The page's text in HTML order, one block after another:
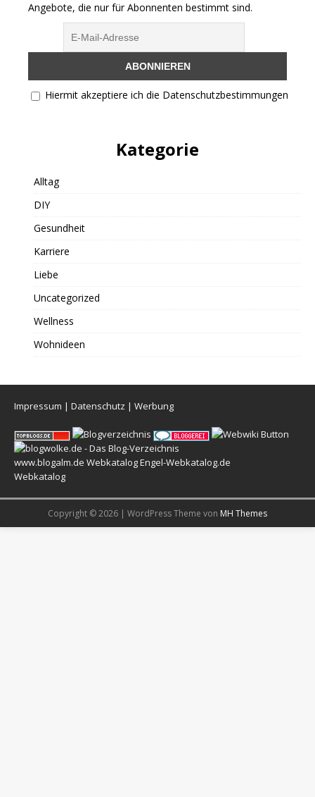
Angebote, die nur für Abonnenten bestimmt sind.
Hiermit akzeptiere ich die Datenschutzbestimmungen
Kategorie
Alltag
DIY
Gesundheit
Karriere
Liebe
Uncategorized
Wellness
Wohnideen
Impressum | Datenschutz | Werbung
www.blogalm.de WebkatalogEngel-Webkatalog.de
Webkatalog
Copyright © 2026 | WordPress Theme von MH Themes